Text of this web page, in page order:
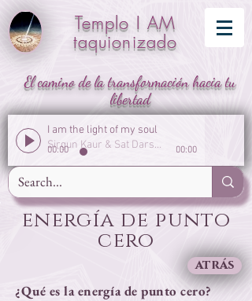
Templo I AM
taquionizado
El camino de la transformación hacia tu
libertad
I am the light of my soul
Sirgun Kaur & Sat Darshan Singh
00:00 00:00
energía de punto
cero
atrás
¿Qué es la energía de punto cero?